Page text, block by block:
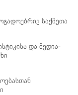
საქმეთა
და მედია-